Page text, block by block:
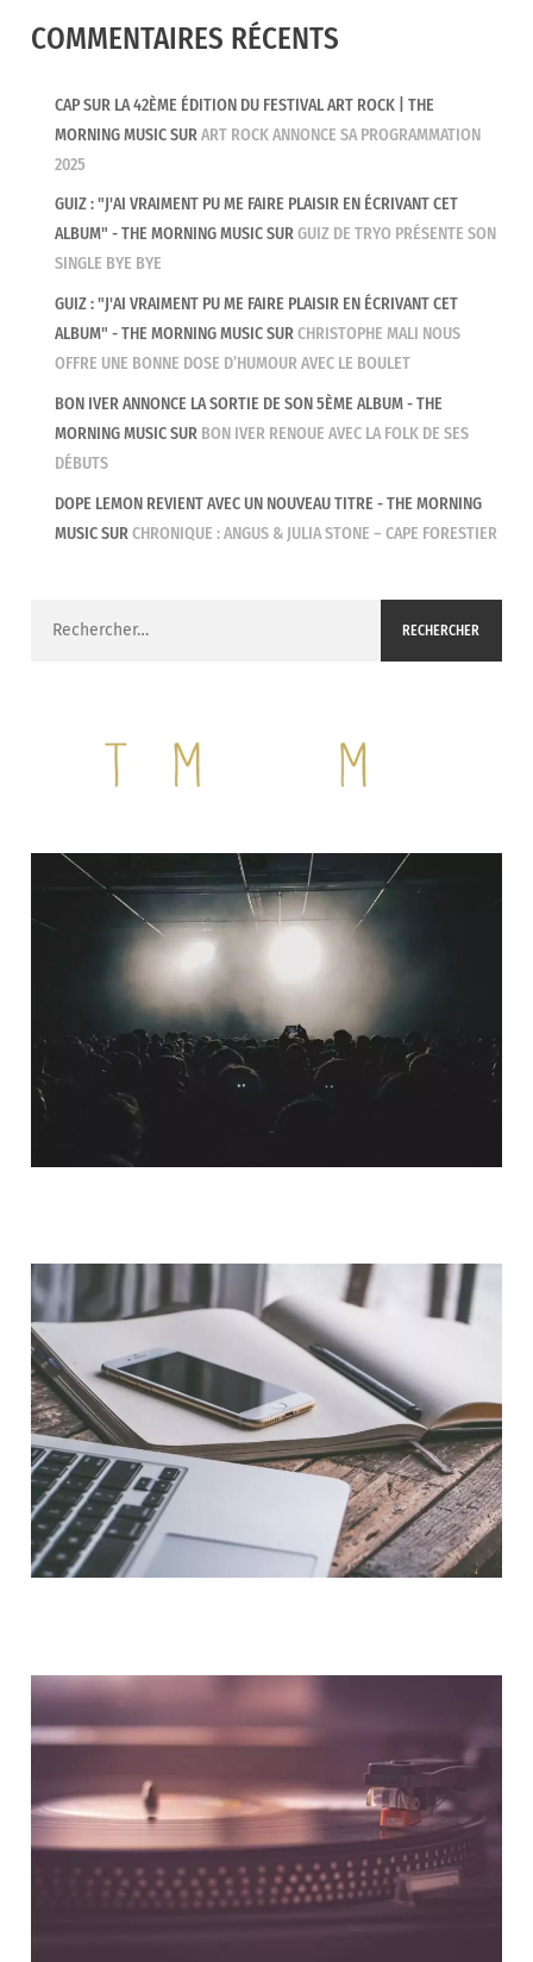
COMMENTAIRES RÉCENTS
CAP SUR LA 42ÈME ÉDITION DU FESTIVAL ART ROCK | THE
MORNING MUSICSURART ROCK ANNONCE SA PROGRAMMATION
2025
GUIZ : "J'AI VRAIMENT PU ME FAIRE PLAISIR EN ÉCRIVANT CET
ALBUM" - THE MORNING MUSICSURGUIZ DE TRYO PRÉSENTE SON
SINGLE BYE BYE
GUIZ : "J'AI VRAIMENT PU ME FAIRE PLAISIR EN ÉCRIVANT CET
ALBUM" - THE MORNING MUSICSURCHRISTOPHE MALI NOUS
OFFRE UNE BONNE DOSE D’HUMOUR AVEC LE BOULET
BON IVER ANNONCE LA SORTIE DE SON 5ÈME ALBUM - THE
MORNING MUSICSUR BON IVER RENOUE AVEC LA FOLK DE SES
DÉBUTS
DOPE LEMON REVIENT AVEC UN NOUVEAU TITRE - THE MORNING
MUSICSURCHRONIQUE : ANGUS & JULIA STONE – CAPE FORESTIER